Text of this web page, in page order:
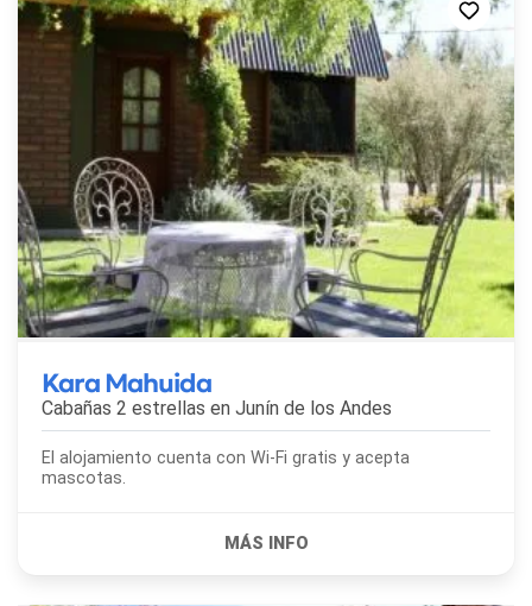
Kara Mahuida
Cabañas 2 estrellas en Junín de los Andes
El alojamiento cuenta con Wi-Fi gratis y acepta
mascotas.